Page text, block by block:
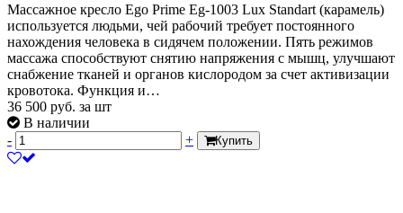
Массажное кресло Ego Prime Eg-1003 Lux Standart (карамель)
используется людьми, чей рабочий требует постоянного
нахождения человека в сидячем положении. Пять режимов
массажа способствуют снятию напряжения с мышц, улучшают
снабжение тканей и органов кислородом за счет активизации
кровотока. Функция и…
36 500 руб. за шт
В наличии
-
+ Купить